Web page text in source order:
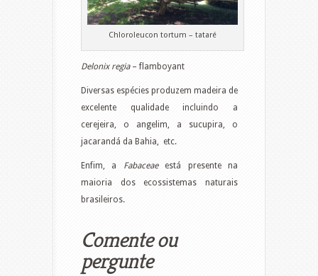
Chloroleucon tortum – tataré
Delonix regia– flamboyant
Diversas espécies produzem madeira de
excelente qualidade incluindo a
cerejeira, o angelim, a sucupira, o
jacarandá da Bahia, etc.
Enfim, a Fabaceaeestá presente na
maioria dos ecossistemas naturais
brasileiros.
Comente ou
pergunte